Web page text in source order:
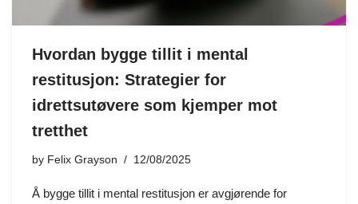
Hvordan bygge tillit i mental
restitusjon: Strategier for
idrettsutøvere som kjemper mot
tretthet
by Felix Grayson 12/08/2025
Å bygge tillit i mental restitusjon er avgjørende for